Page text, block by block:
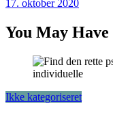
17. oktober 2020
You May Have
Ikke kategoriseret